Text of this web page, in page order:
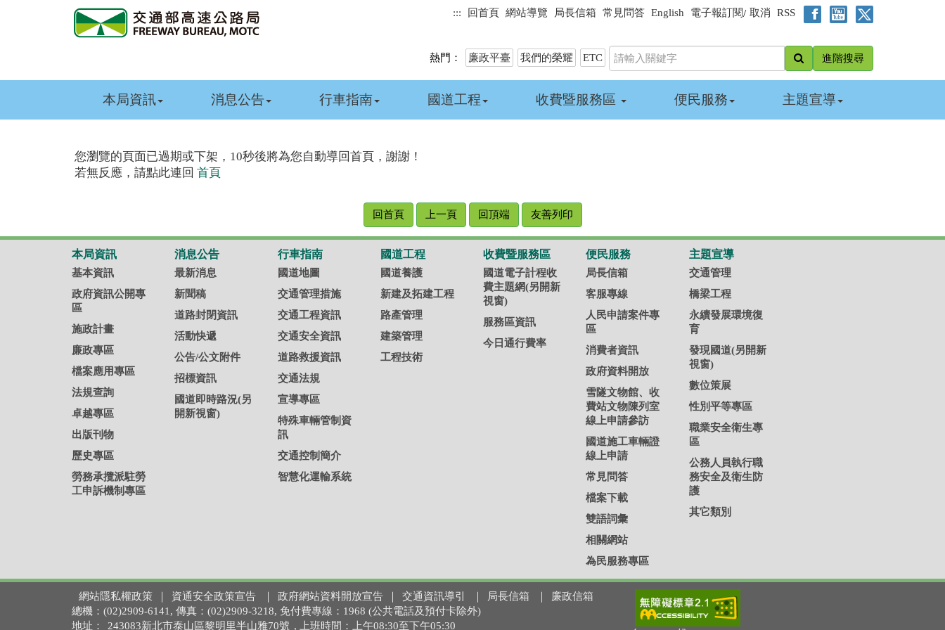
容
::: 回首頁 網站導覽 局長信箱 常見問答 English 電子報訂閱/ 取消 RSS
熱門： 廉政平臺 我們的榮耀 ETC 進階搜尋
本局資訊 消息公告 行車指南 國道工程 收費暨服務區 便民服務 主題宣導
您瀏覽的頁面已過期或下架，10秒後將為您自動導回首頁，謝謝！
若無反應，請點此連回 首頁
回首頁 上一頁 回頂端 友善列印
本局資訊
基本資訊
政府資訊公開專
區
施政計畫
廉政專區
檔案應用專區
法規查詢
卓越專區
出版刊物
歷史專區
勞務承攬派駐勞
工申訴機制專區
消息公告
最新消息
新聞稿
道路封閉資訊
活動快遞
公告/公文附件
招標資訊
國道即時路況(另
開新視窗)
行車指南
國道地圖
交通管理措施
交通工程資訊
交通安全資訊
道路救援資訊
交通法規
宣導專區
特殊車輛管制資
訊
交通控制簡介
智慧化運輸系統
國道工程
國道養護
新建及拓建工程
路產管理
建築管理
工程技術
收費暨服務區
國道電子計程收
費主題網(另開新
視窗)
服務區資訊
今日通行費率
便民服務
局長信箱
客服專線
人民申請案件專
區
消費者資訊
政府資料開放
雪隧文物館、收
費站文物陳列室
線上申請參訪
國道施工車輛證
線上申請
常見問答
檔案下載
雙語詞彙
相關網站
為民服務專區
主題宣導
交通管理
橋梁工程
永續發展環境復
育
發現國道(另開新
視窗)
數位策展
性別平等專區
職業安全衛生專
區
公務人員執行職
務安全及衛生防
護
其它類別
網站隱私權政策 資通安全政策宣告 政府網站資料開放宣告 交通資訊導引 局長信箱
廉政信箱
總機：(02)2909-6141, 傳真：(02)2909-3218, 免付費專線：1968 (公共電話及預付卡除外)
地址：
243083新北市泰山區黎明里半山雅70號 , 上班時間：上午08:30至下午05:30